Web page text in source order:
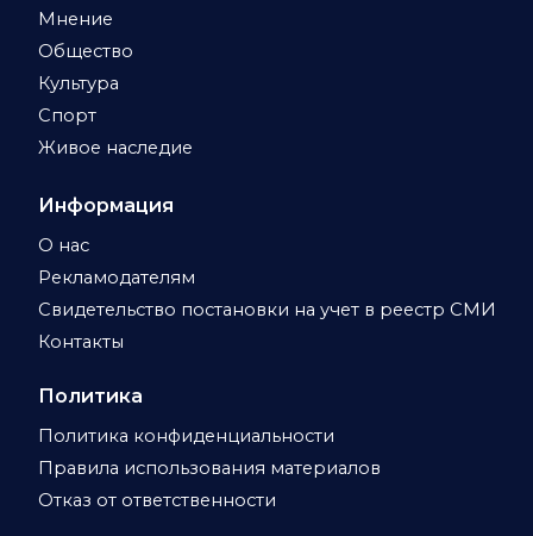
Мнение
Общество
Культура
Спорт
Живое наследие
Информация
О нас
Рекламодателям
Свидетельство постановки на учет в реестр СМИ
Контакты
Политика
Политика конфиденциальности
Правила использования материалов
Отказ от ответственности